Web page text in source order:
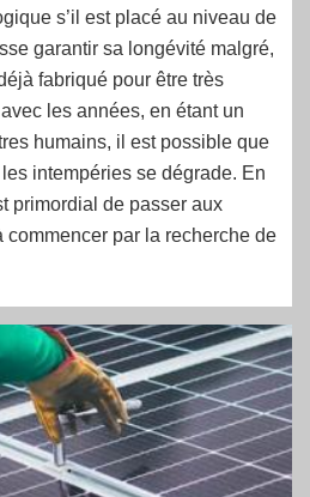
s’il est placé au niveau de
garantir sa longévité malgré,
fabriqué pour être très
les années, en étant un
humains, il est possible que
intempéries se dégrade. En
primordial de passer aux
commencer par la recherche de